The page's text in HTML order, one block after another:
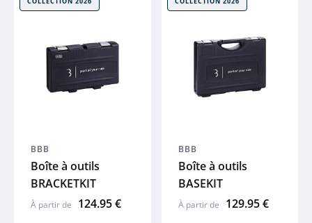
BBB
Boîte à outils
BRACKETKIT
À partir de 124.95 €
BBB
Boîte à outils
BASEKIT
À partir de 129.95 €